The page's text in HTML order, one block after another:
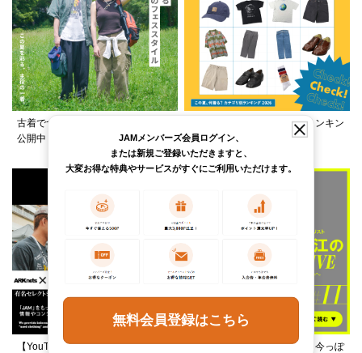
古着でつくる、夏フェススタイルを
公開中！
この夏何着る？カテゴリ別ランキン
グ公開中！
【YouTube】ARKnetsコラボ！028
柄ワンピースは夏の切り札、今っぽ
JAMメンバーズ会員ログイン、
または新規ご登録いただきますと、
大変お得な特典やサービスがすぐにご利用いただけます。
無料会員登録はこちら